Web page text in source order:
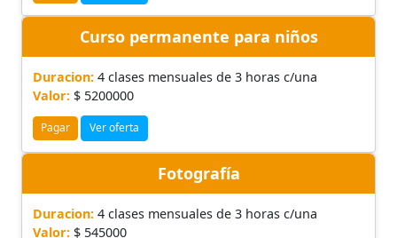
Curso permanente para niños
Duracion: 4 clases mensuales de 3 horas c/una
Valor: $ 5200000
Pagar Ver oferta
Fotografía
Duracion: 4 clases mensuales de 3 horas c/una
Valor: $ 545000